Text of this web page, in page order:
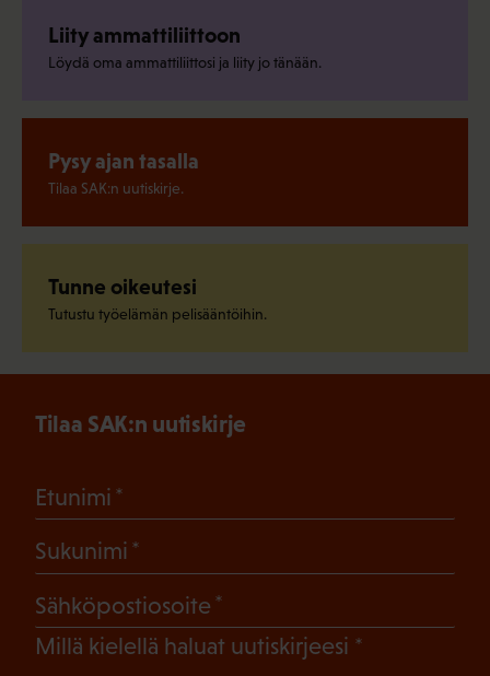
Liity ammattiliittoon
Löydä oma ammattiliittosi ja liity jo tänään.
Pysy ajan tasalla
Tilaa SAK:n uutiskirje.
Tunne oikeutesi
Tutustu työelämän pelisääntöihin.
Tilaa SAK:n uutiskirje
Etunimi
Sukunimi
Sähköpostiosoite
Millä kielellä haluat uutiskirjeesi (Pakollinen)